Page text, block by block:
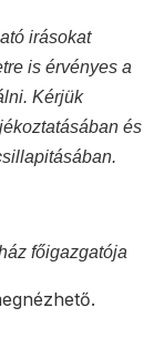
irásokat
is érvényes a
Kérjük
és
főigazgatója